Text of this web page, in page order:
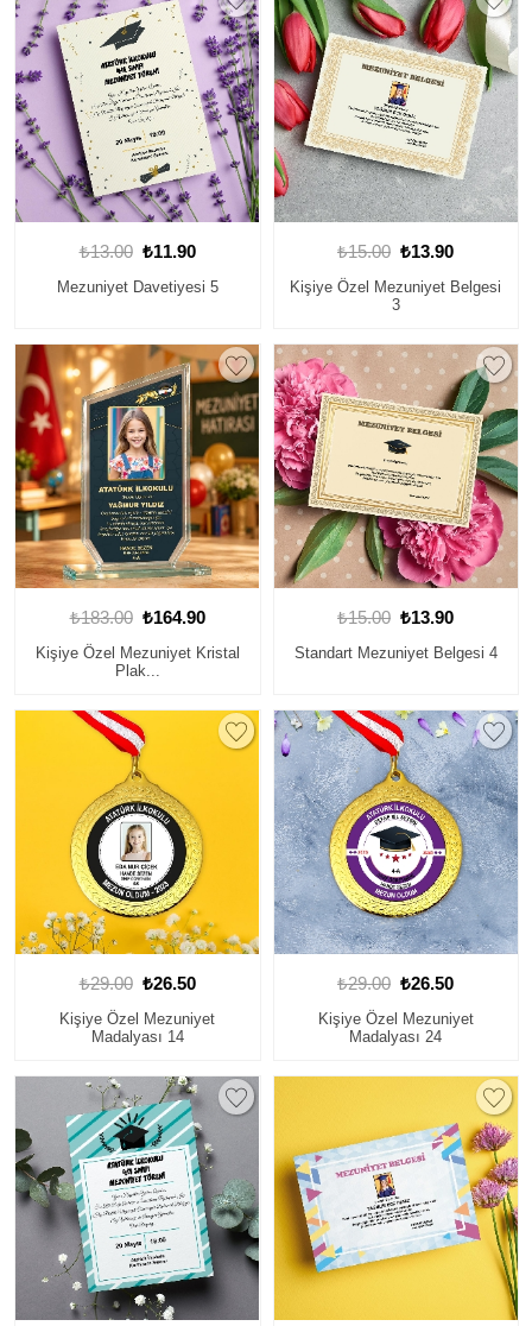
₺13.00 ₺11.90
Mezuniyet Davetiyesi 5
₺15.00 ₺13.90
Kişiye Özel Mezuniyet Belgesi
3
₺183.00 ₺164.90
Kişiye Özel Mezuniyet Kristal
Plak...
₺15.00 ₺13.90
Standart Mezuniyet Belgesi 4
₺29.00 ₺26.50
Kişiye Özel Mezuniyet
Madalyası 14
₺29.00 ₺26.50
Kişiye Özel Mezuniyet
Madalyası 24